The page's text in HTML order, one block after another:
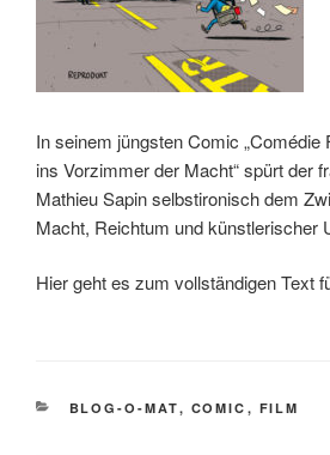
In seinem jüngsten Comic „Comédie
ins Vorzimmer der Macht“ spürt der
Mathieu Sapin selbstironisch dem
Macht, Reichtum und künstlerischer
Hier geht es zum vollständigen Text
KATEGORIEN
BLOG-O-MAT, COMIC , FILM